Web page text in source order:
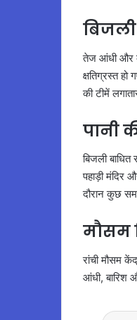
तेज आंधी और
क्षतिग्रस्त
की टीमें
पानी
बिजली
पहाड़ी मंदिर
दौरान कुछ
मौसम
रांची मौसम
आंधी, बारिश